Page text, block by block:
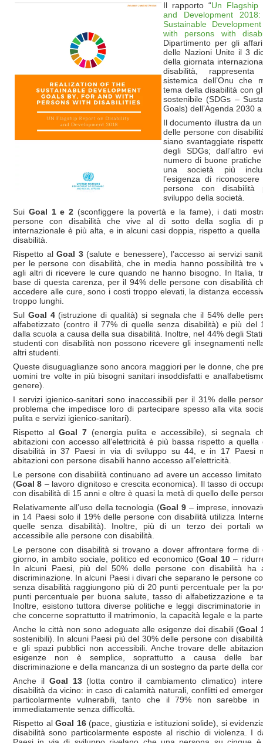
Il rapporto “Un Flagship
and Development
Sustainable
with persons with
Dipartimento per gli
delle Nazioni Unite il 3
della giornata
disabilità,
sistemica dell’Onu che
tema della disabilità con
sostenibile (SDGs –
Goals) dell’Agenda 2030
Il documento illustra da
delle persone con
siano svantaggiate
degli SDGs; dall’altro
numero di buone
una società più
l’esigenza di
persone con disabilità
sviluppo della società.
Sui Goal 1 e 2 (sconfiggere la povertà e la fame), i dati
persone con disabilità che vive al di sotto della soglia di
internazionale è più alta, e in alcuni casi doppia, rispetto a
disabilità.
Rispetto alGoal 3(salute e benessere), l’accesso ai servizi
per le persone con disabilità, che in media hanno possibilità tre
agli altri di ricevere le cure quando ne hanno bisogno. In Italia,
base di questa carenza, per il 94% delle persone con disabilità
accedere alle cure, sono i costi troppo elevati, la distanza
troppo lunghi.
Sul Goal 4(istruzione di qualità) si segnala che il 54% delle
alfabetizzato (contro il 77% di quelle senza disabilità) e più del
dalla scuola a causa della sua disabilità. Inoltre, nel 44% degli
studenti con disabilità non possono ricevere gli insegnamenti
altri studenti.
Queste disuguaglianze sono ancora maggiori per le donne, che
uomini tre volte in più bisogni sanitari insoddisfatti e
genere).
I servizi igienico-sanitari sono inaccessibili per il 31% delle
problema che impedisce loro di partecipare spesso alla vita
pulita e servizi igienico-sanitari).
Rispetto alGoal 7 (energia pulita e accessibile), si segnala
abitazioni con accesso all’elettricità è più bassa rispetto a
disabilità in 37 Paesi in via di sviluppo su 44, e in 17 Paesi
abitazioni con persone disabili hanno accesso all’elettricità.
Le persone con disabilità continuano ad avere un accesso
(Goal 8 – lavoro dignitoso e crescita economica). Il tasso di
con disabilità di 15 anni e oltre è quasi la metà di quello delle
Relativamente all’uso della tecnologia (Goal 9 – imprese,
in 14 Paesi solo il 19% delle persone con disabilità utilizza
quelle senza disabilità). Inoltre, più di un terzo dei portali
accessibile alle persone con disabilità.
Le persone con disabilità si trovano a dover affrontare forme di
giorno, in ambito sociale, politico ed economico (Goal 10 –
In alcuni Paesi, più del 50% delle persone con disabilità ha
discriminazione. In alcuni Paesi i divari che separano le persone
senza disabilità raggiungono più di 20 punti percentuale per la
punti percentuale per buona salute, tasso di alfabetizzazione e
Inoltre, esistono tuttora diverse politiche e leggi discriminatorie
che concerne soprattutto il matrimonio, la capacità legale e la
Anche le città non sono adeguate alle esigenze dei disabili (Goal
sostenibili). In alcuni Paesi più del 30% delle persone con
e gli spazi pubblici non accessibili. Anche trovare delle
esigenze non è semplice, soprattutto a causa delle
discriminazione e della mancanza di un sostegno da parte della
Anche il Goal 13(lotta contro il cambiamento climatico)
disabilità da vicino: in caso di calamità naturali, conflitti ed
particolarmente vulnerabili, tanto che il 79% non sarebbe
immediatamente senza difficoltà.
Rispetto al Goal 16(pace, giustizia e istituzioni solide), si
disabilità sono particolarmente esposte al rischio di violenza. I